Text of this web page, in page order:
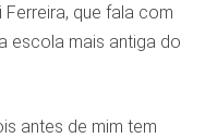
que fala com
escola mais antiga do
antes de mim tem